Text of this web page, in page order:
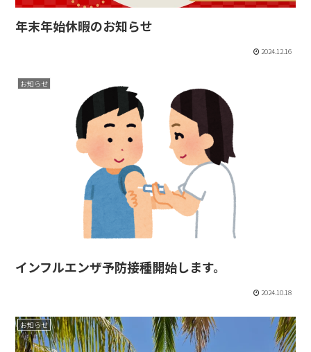
年末年始休暇のお知らせ
2024.12.16
お知らせ
インフルエンザ予防接種開始します。
2024.10.18
お知らせ